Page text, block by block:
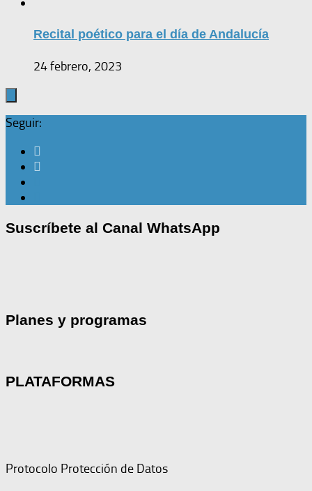
Recital poético para el día de Andalucía
24 febrero, 2023
Seguir:
Suscríbete al Canal WhatsApp
Planes y programas
PLATAFORMAS
Protocolo Protección de Datos